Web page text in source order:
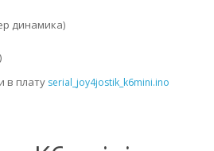
динамика)
в плату serial_joy4jostik_k6mini.ino